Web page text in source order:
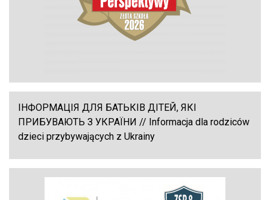
ІНФОРМАЦІЯ ДЛЯ БАТЬКІВ ДІТЕЙ, ЯКІ
ПРИБУВАЮТЬ З УКРАЇНИ // Informacja dla rodziców
dzieci przybywających z Ukrainy